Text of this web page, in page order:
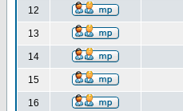
12
13
14
15
16